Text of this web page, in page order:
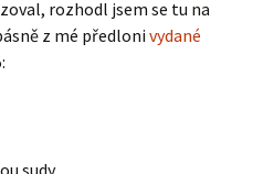
rozhodl jsem se tu na
z mé předloni vydané
sudy,